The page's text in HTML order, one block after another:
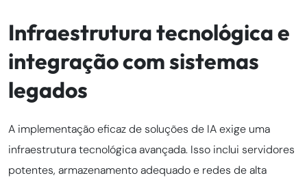
Infraestrutura tecnológica e
integração com sistemas
legados
A implementação eficaz de soluções de IA exige uma
infraestrutura tecnológica avançada. Isso inclui servidores
potentes, armazenamento adequado e redes de alta